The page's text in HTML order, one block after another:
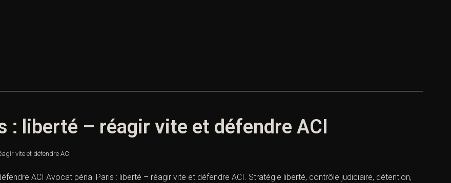
: liberté – réagir vite et défendre ACI
vite et défendre ACI
ACI Avocat pénal Paris : liberté – réagir vite et défendre ACI. Stratégie liberté, contrôle judiciaire, détention,